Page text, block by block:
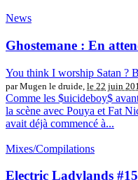
News
Ghostemane : En
You think I worship Satan ?
par Mugen le druide, le 22 juin
Comme les $uicideboy$
la scène avec Pouya et Fat
avait déjà commencé à...
Mixes/Compilations
Electric Ladylands #15